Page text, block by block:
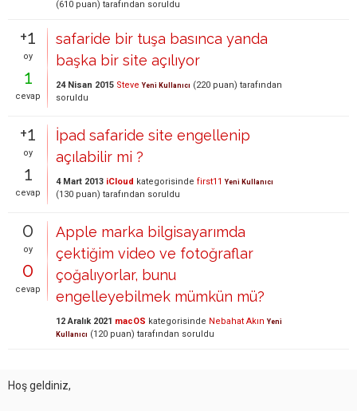
(610 puan) tarafından soruldu
+1
oy
1
cevap
safaride bir tuşa basınca yanda
başka bir site açılıyor
24 Nisan 2015 Steve Yeni Kullanıcı (220 puan) tarafından
soruldu
+1
oy
1
cevap
İpad safaride site engellenip
açılabilir mi ?
4 Mart 2013 iCloud kategorisinde first11 Yeni Kullanıcı
(130 puan) tarafından soruldu
0
oy
0
cevap
Apple marka bilgisayarımda
çektiğim video ve fotoğraflar
çoğalıyorlar, bunu
engelleyebilmek mümkün mü?
12 Aralık 2021 macOS kategorisinde Nebahat Akın Yeni
Kullanıcı (120 puan) tarafından soruldu
Hoş geldiniz,